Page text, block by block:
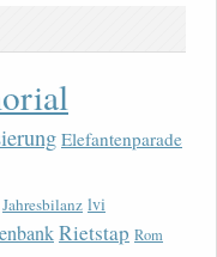
Elefantenparade
Jahresbilanz lvi
Rietstap Rom